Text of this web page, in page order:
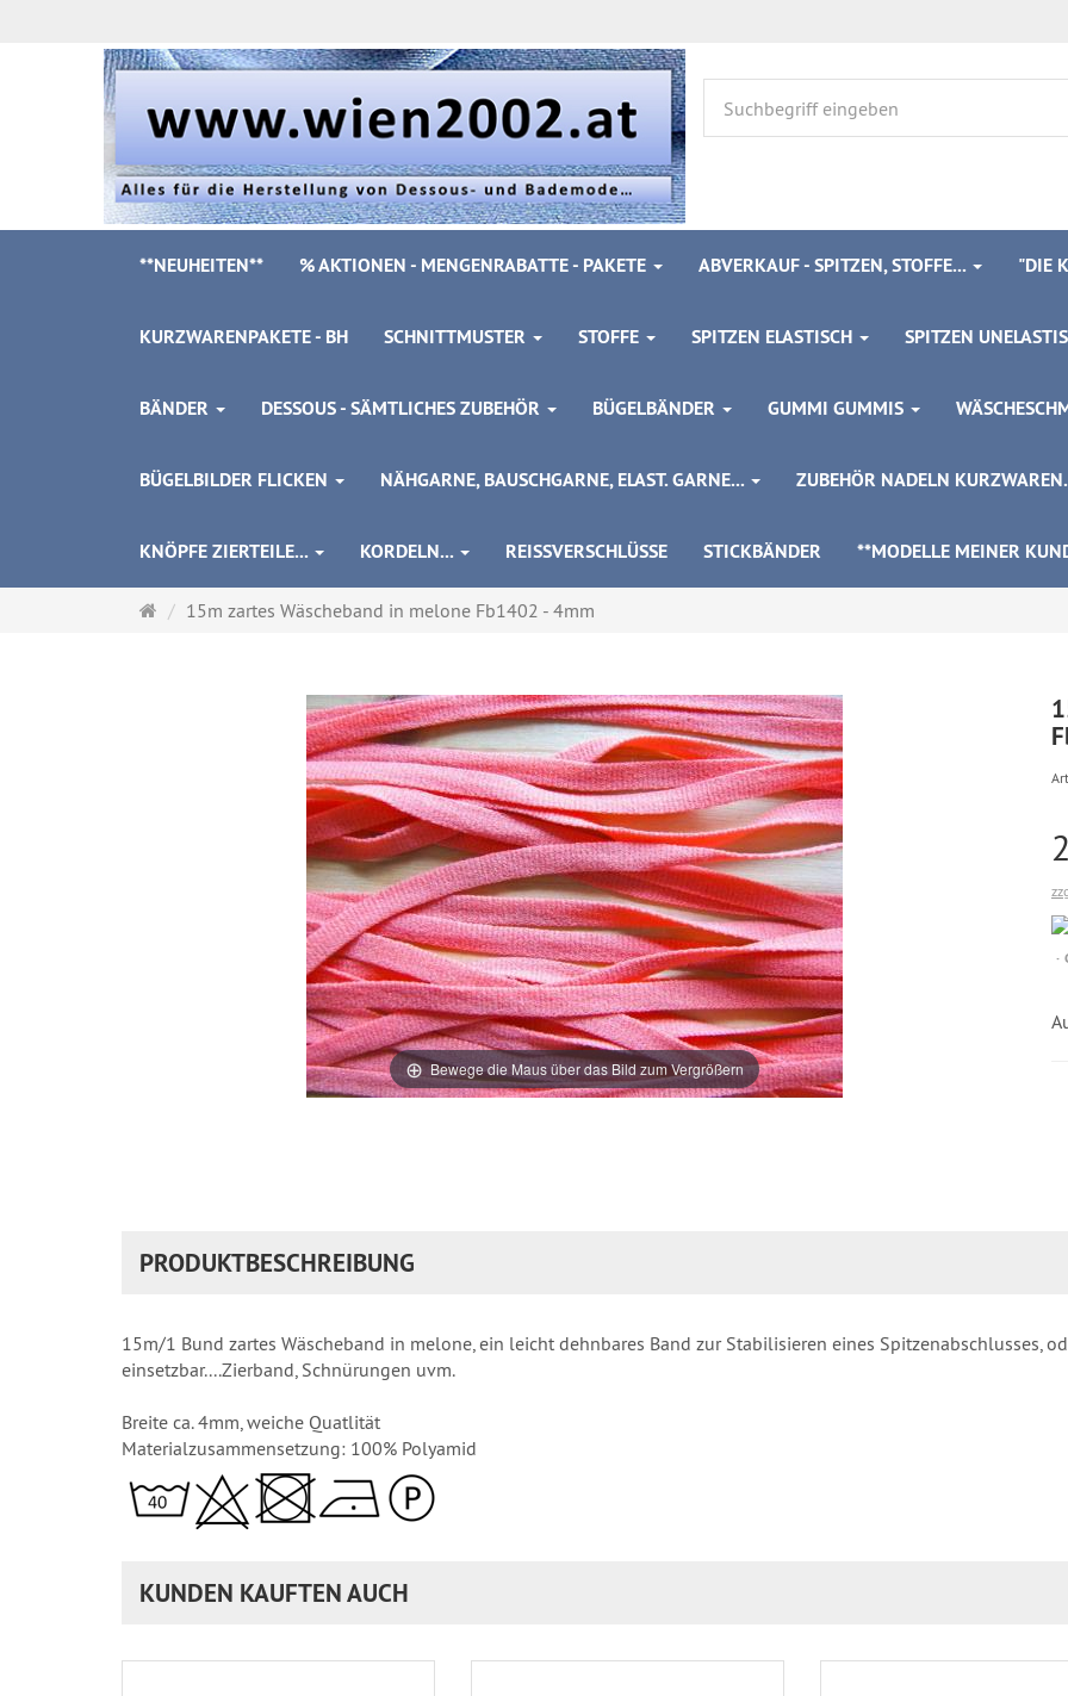
**NEUHEITEN** % AKTIONEN - MENGENRABATTE - PAKETE ABVERKAUF - SPITZEN, STOFFE... "DIE
KURZWARENPAKETE - BH SCHNITTMUSTER STOFFE SPITZEN ELASTISCH SPITZEN
BÄNDER DESSOUS - SÄMTLICHES ZUBEHÖR BÜGELBÄNDER GUMMI GUMMIS
BÜGELBILDER FLICKEN NÄHGARNE, BAUSCHGARNE, ELAST. GARNE... ZUBEHÖR NADELN
KNÖPFE ZIERTEILE... KORDELN... REISSVERSCHLÜSSE STICKBÄNDER **MODELLE MEINER
Startseite
15m zartes Wäscheband in melone Fb1402 - 4mm
Bewege die Maus über das Bild zum Vergrößern
PRODUKTBESCHREIBUNG
15m/1 Bund zartes Wäscheband in melone, ein leicht dehnbares Band zur Stabilisieren eines Spitzenabschlusses,
einsetzbar....Zierband, Schnürungen uvm.
Breite ca. 4mm, weiche Quatlität
Materialzusammensetzung: 100% Polyamid
KUNDEN KAUFTEN AUCH